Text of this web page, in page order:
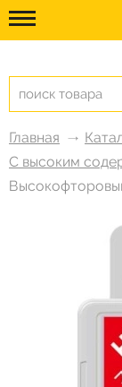
Главная
С высоким